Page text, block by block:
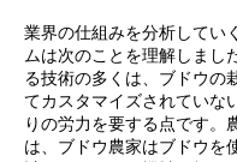
業界の仕組みを分析してい
ムは次のことを理解しまし
る技術の多くは、ブドウの
てカスタマイズされていな
りの労力を要する点です。
は、ブドウ農家はブドウを